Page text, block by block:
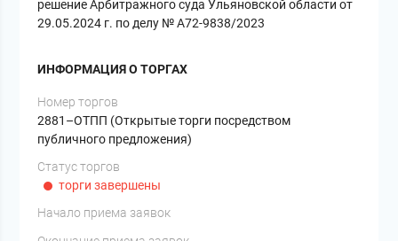
решение Арбитражного суда Ульяновской области от
29.05.2024 г. по делу № А72-9838/2023
ИНФОРМАЦИЯ О ТОРГАХ
Номер торгов
2881–ОТПП (Открытые торги посредством
публичного предложения)
Статус торгов
торги завершены
Начало приема заявок